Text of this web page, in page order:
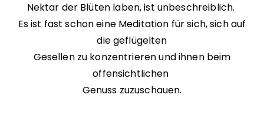
Nektar der Blüten laben, ist unbeschreiblich.
Es ist fast schon eine Meditation für sich, sich auf
die geflügelten
Gesellen zu konzentrieren und ihnen beim
offensichtlichen
Genuss zuzuschauen.